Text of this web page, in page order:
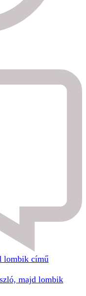
lombik című
majd lombik